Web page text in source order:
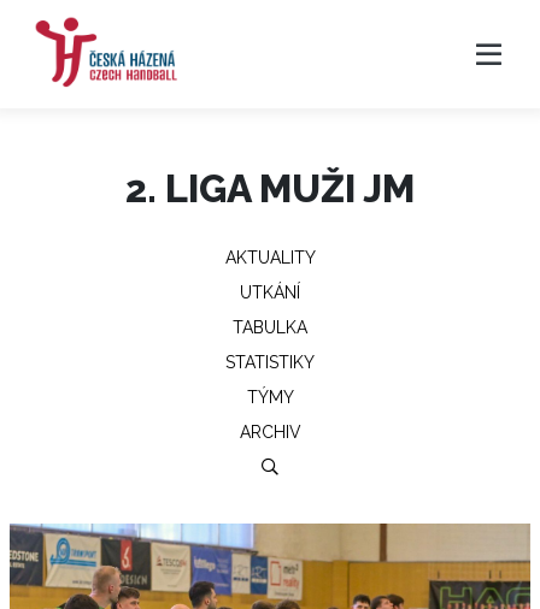
2. LIGA MUŽI JM
AKTUALITY
UTKÁNÍ
TABULKA
STATISTIKY
TÝMY
ARCHIV